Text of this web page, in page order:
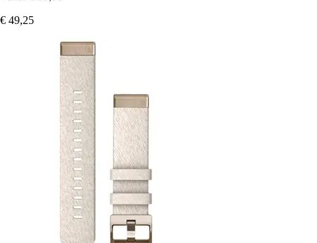
€ 49,25